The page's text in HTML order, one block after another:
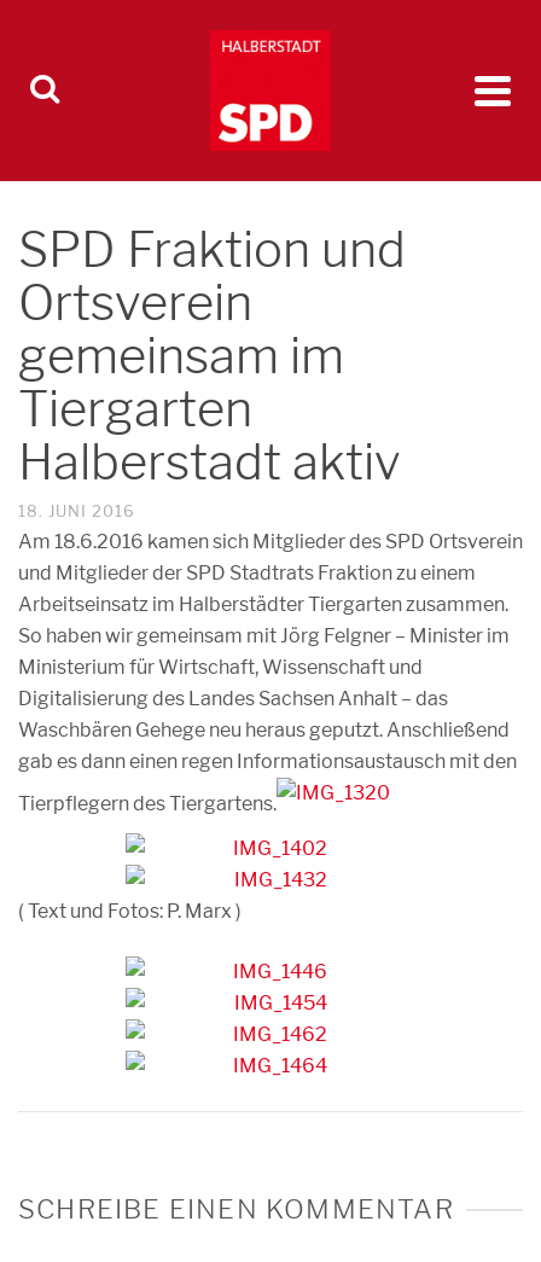
SPD Fraktion und
Ortsverein
gemeinsam im
Tiergarten
Halberstadt aktiv
18. JUNI 2016
Am 18.6.2016 kamen sich Mitglieder des SPD Ortsverein
und Mitglieder der SPD Stadtrats Fraktion zu einem
Arbeitseinsatz im Halberstädter Tiergarten zusammen.
So haben wir gemeinsam mit Jörg Felgner – Minister im
Ministerium für Wirtschaft, Wissenschaft und
Digitalisierung des Landes Sachsen Anhalt – das
Waschbären Gehege neu heraus geputzt. Anschließend
gab es dann einen regen Informationsaustausch mit den
Tierpflegern des Tiergartens.
( Text und Fotos: P. Marx )
SCHREIBE EINEN KOMMENTAR